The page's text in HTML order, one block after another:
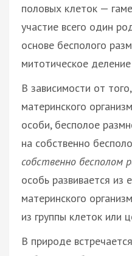
половых клеток —
участие всего один
основе бесполого
митотическое
В зависимости от
материнского
особи, бесполое
на собственно
собственно бесполом
особь развивается из
материнского
из группы клеток или
В природе